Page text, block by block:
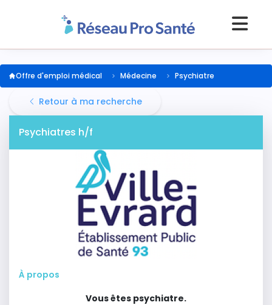
Offre d'emploi médical Médecine Psychiatre
Retour à ma recherche
Psychiatres h/f
À propos
Vous êtes psychiatre.